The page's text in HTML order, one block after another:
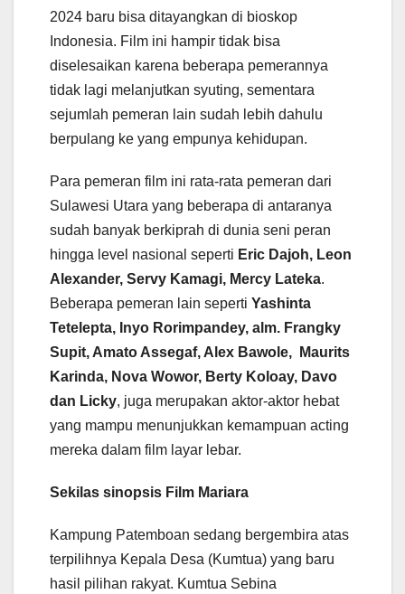
2024 baru bisa ditayangkan di bioskop
Indonesia. Film ini hampir tidak bisa
diselesaikan karena beberapa pemerannya
tidak lagi melanjutkan syuting, sementara
sejumlah pemeran lain sudah lebih dahulu
berpulang ke yang empunya kehidupan.
Para pemeran film ini rata-rata pemeran dari
Sulawesi Utara yang beberapa di antaranya
sudah banyak berkiprah di dunia seni peran
hingga level nasional seperti Eric Dajoh, Leon
Alexander, Servy Kamagi, Mercy Lateka.
Beberapa pemeran lain seperti Yashinta
Tetelepta, Inyo Rorimpandey, alm. Frangky
Supit, Amato Assegaf, Alex Bawole, Maurits
Karinda, Nova Wowor, Berty Koloay, Davo
dan Licky, juga merupakan aktor-aktor hebat
yang mampu menunjukkan kemampuan acting
mereka dalam film layar lebar.
Sekilas sinopsis Film Mariara
Kampung Patemboan sedang bergembira atas
terpilihnya Kepala Desa (Kumtua) yang baru
hasil pilihan rakyat. Kumtua Sebina